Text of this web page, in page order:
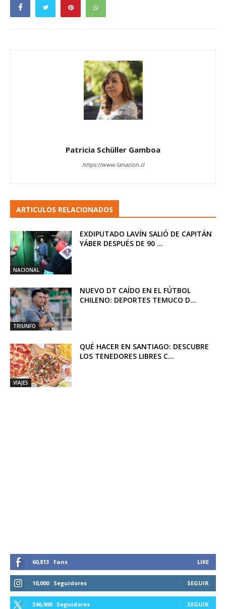
Patricia Schüller Gamboa
https://www.lanacion.cl
ARTICULOS RELACIONADOS
NACIONAL
EXDIPUTADO LAVÍN SALIÓ DE CAPITÁN
YÁBER DESPUÉS DE 90 ...
TRIUNFO
NUEVO DT CAÍDO EN EL FÚTBOL
CHILENO: DEPORTES TEMUCO D...
VIAJES
QUÉ HACER EN SANTIAGO: DESCUBRE
LOS TENEDORES LIBRES C...
60,813 Fans LIKE
10,000 Seguidores SEGUIR
346,900 Seguidores SEGUIR